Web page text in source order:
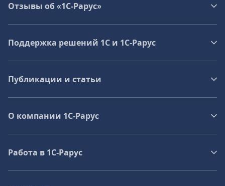
Отзывы об «1С-Рарус»
Поддержка решений 1С и 1С‑Рарус
Публикации и статьи
О компании 1C-Рарус
Работа в 1С‑Рарус